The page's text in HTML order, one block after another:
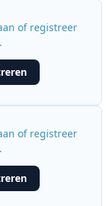
of registreer
of registreer